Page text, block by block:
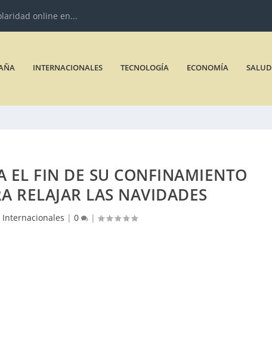
online en...
INTERNACIONALES TECNOLOGÍA ECONOMÍA SALUD
EL FIN DE SU CONFINAMIENTO
RELAJAR LAS NAVIDADES
Internacionales |0 |